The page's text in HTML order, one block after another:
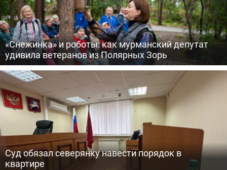
«Снежинка» и роботы: как мурманский депутат
удивила ветеранов из Полярных Зорь
Суд обязал северянку навести порядок в
квартире